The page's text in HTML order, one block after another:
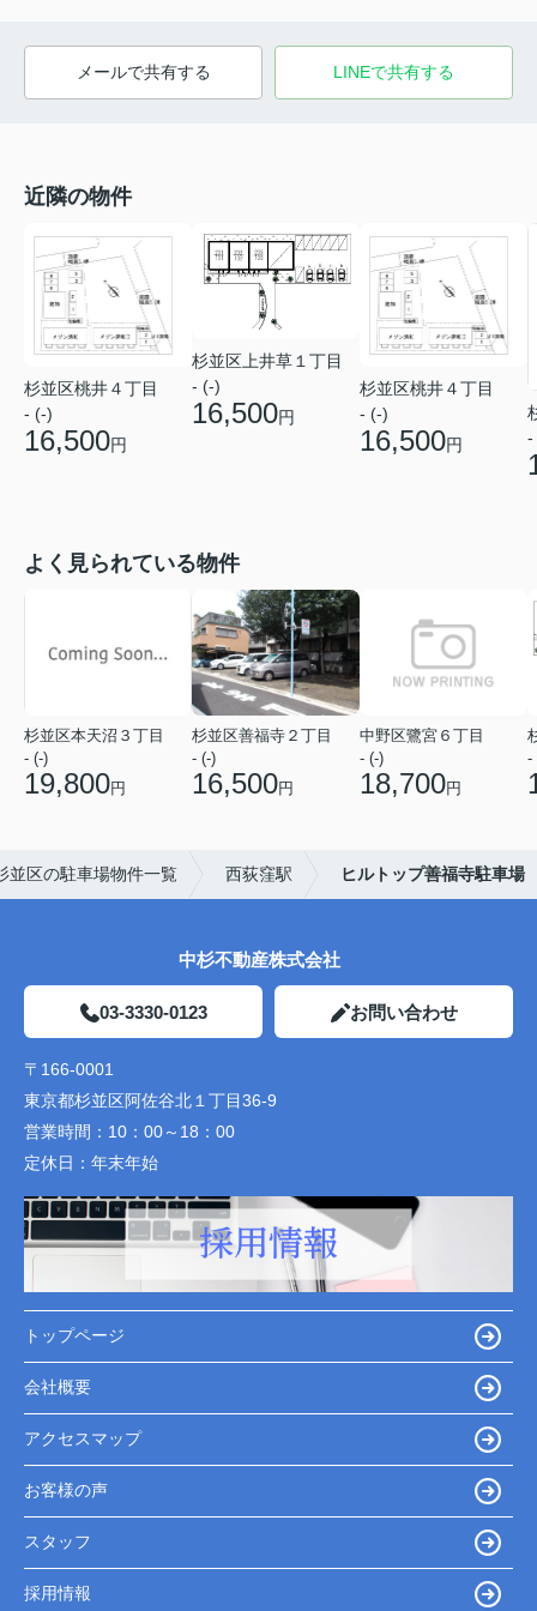
メールで共有する LINEで共有する
近隣の物件
杉並区桃井４丁目
- (-)
16,500円
杉並区上井草１丁目
- (-)
16,500円
杉並区桃井４丁目
- (-)
16,500円
-
よく見られている物件
杉並区本天沼３丁目
- (-)
19,800円
杉並区善福寺２丁目
- (-)
16,500円
中野区鷺宮６丁目
- (-)
18,700円
-
並区の駐車場物件一覧 西荻窪駅 ヒルトップ善福寺駐車場
中杉不動産株式会社
03-3330-0123 お問い合わせ
〒166-0001
東京都杉並区阿佐谷北１丁目36-9
営業時間： 10：00～18：00
定休日： 年末年始
トップページ
会社概要
アクセスマップ
お客様の声
スタッフ
採用情報